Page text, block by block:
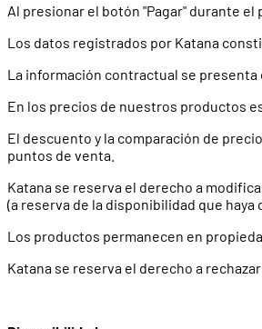
Al presionar el botón "Pagar" durante
Los datos registrados por Katana
La información contractual se presenta
En los precios de nuestros productos
El descuento y la comparación de
puntos de venta.
Katana se reserva el derecho a
(a reserva de la disponibilidad que haya
Los productos permanecen en
Katana se reserva el derecho a